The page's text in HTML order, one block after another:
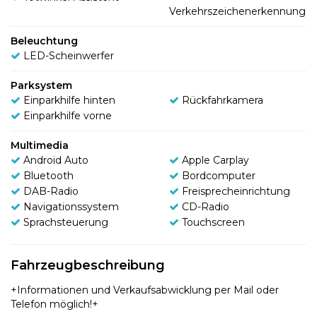
Verkehrszeichenerkennung
Beleuchtung
LED-Scheinwerfer
Parksystem
Einparkhilfe hinten
Rückfahrkamera
Einparkhilfe vorne
Multimedia
Android Auto
Apple Carplay
Bluetooth
Bordcomputer
DAB-Radio
Freisprecheinrichtung
Navigationssystem
CD-Radio
Sprachsteuerung
Touchscreen
Fahrzeugbeschreibung
+Informationen und Verkaufsabwicklung per Mail oder
Telefon möglich!+